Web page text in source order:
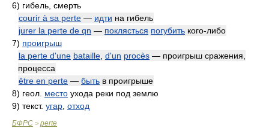
6) гибель, смерть
courir à sa perte — идти на гибель
jurer la perte de qn — поклясться погубить кого-либо
7) проигрыш
la perte d'une bataille d'un procès — проигрыш сражения,
процесса
être en perte — быть в проигрыше
8) геол. место ухода реки под землю
9) текст. угар отход
БФРС > perte